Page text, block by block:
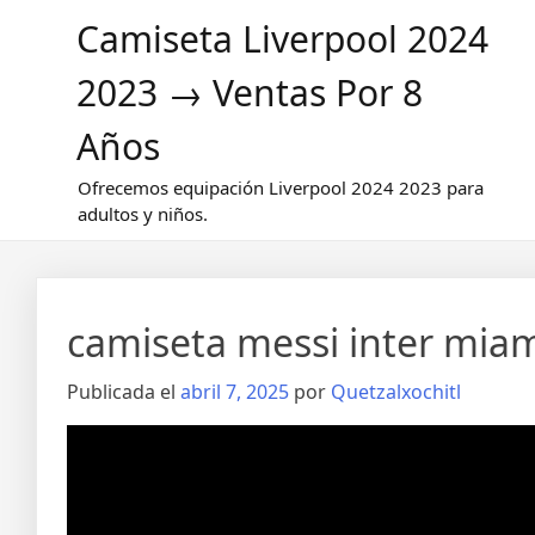
Camiseta Liverpool 2024
2023 → Ventas Por 8
Años
Ofrecemos equipación Liverpool 2024 2023 para
adultos y niños.
camiseta messi inter
Publicada el abril 7, 2025 por Quetzalxochitl